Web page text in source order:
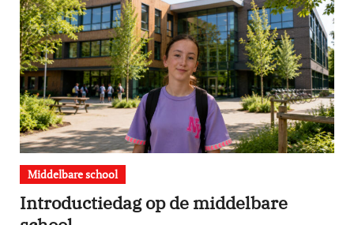
Middelbare school
Introductiedag op de middelbare